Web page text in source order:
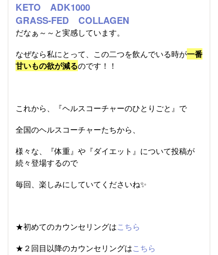
KETO ADK1000
GRASS-FED COLLAGEN
だなぁ～～と実感しています。
なぜなら私にとって、この二つを飲んでいる時が一番
甘いもの欲が減るのです！！
これから、『ヘルスコーチャーのひとりごと』で
全国のヘルスコーチャーたちから、
様々な、『体重』や『ダイエット』について投稿が
続々登場するので
毎回、楽しみにしていてくださいね✨
★初めてのカウンセリングはこちら
★２回目以降のカウンセリングはこちら